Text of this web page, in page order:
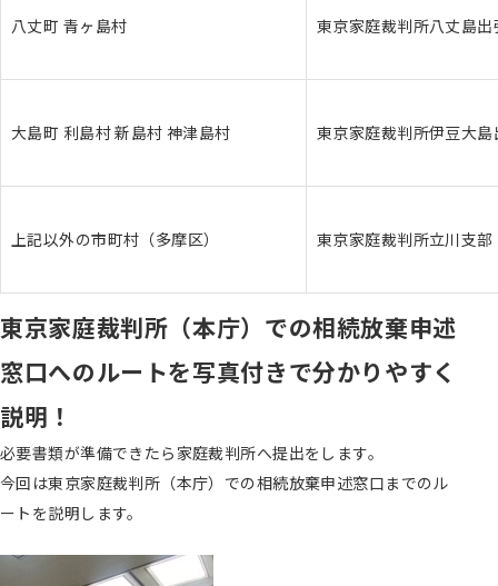
八丈町 青ヶ島村 東京家庭裁判所八丈島出
大島町 利島村 新島村 神津島村 東京家庭裁判所伊豆大島
上記以外の市町村（多摩区） 東京家庭裁判所立川支部
東京家庭裁判所（本庁）での相続放棄申述
窓口へのルートを写真付きで分かりやすく
説明！
必要書類が準備できたら家庭裁判所へ提出をします。
今回は東京家庭裁判所（本庁）での相続放棄申述窓口までのル
ートを説明します。